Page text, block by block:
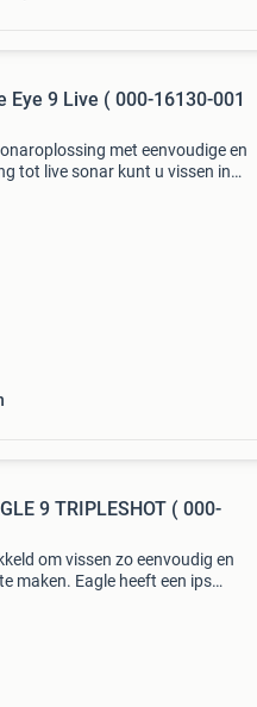
Eye 9 Live ( 000-16130-001
met eenvoudige en
tot live sonar kunt u vissen in
9 TRIPLESHOT ( 000-
om vissen zo eenvoudig en
maken. Eagle heeft een ips